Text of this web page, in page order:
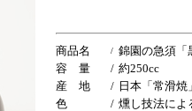
商品名 / 錦園の急須「
容 量
/ 約250cc
産 地
/ 日本「常滑焼」
色
/ 燻し技法によ